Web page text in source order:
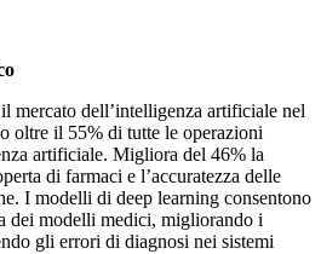
mercato dell’intelligenza artificiale nel
oltre il 55% di tutte le operazioni
artificiale. Migliora del 46% la
di farmaci e l’accuratezza delle
I modelli di deep learning consentono
dei modelli medici, migliorando i
gli errori di diagnosi nei sistemi